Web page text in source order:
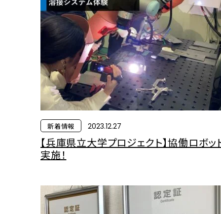
新着情報 2023.12.27
【兵庫県立大学プロジェクト】協働ロボッ
実施！